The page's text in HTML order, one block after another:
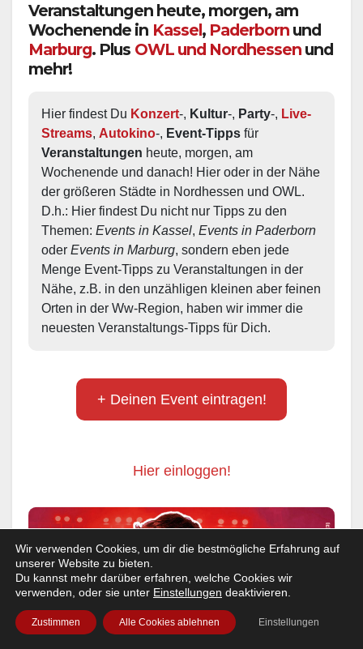
Veranstaltungen heute, morgen, am
Wochenende in Kassel , Paderborn und
Marburg. Plus OWL und Nordhessen und
mehr!
Hier findest Du Konzert-, Kultur-, Party-, Live-
Streams, Autokino-, Event-Tipps
Veranstaltungen heute, morgen, am
Wochenende und danach! Hier oder in der Nähe
der größeren Städte in Nordhessen und OWL.
D.h.: Hier findest Du nicht nur Tipps zu den
Themen: Events in Kassel, Events in Paderborn
oder Events in Marburg, sondern eben jede
Menge Event-Tipps zu Veranstaltungen in der
Nähe, z.B. in den unzähligen kleinen aber feinen
Orten in der Ww-Region, haben wir immer die
neuesten Veranstaltungs-Tipps für Dich.
+ Deinen Event eintragen!
Hier einloggen!
Wir verwenden Cookies, um dir die bestmögliche Erfahrung auf
unserer Website zu bieten.
Du kannst mehr darüber erfahren, welche Cookies wir
verwenden, oder sie unter Einstellungen deaktivieren.
Zustimmen Alle Cookies ablehnen Einstellungen